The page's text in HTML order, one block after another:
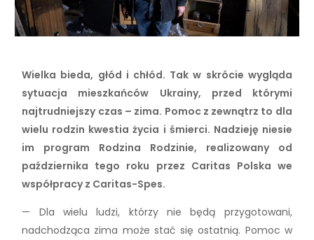
Wielka bieda, głód i chłód. Tak w skrócie wygląda
sytuacja mieszkańców Ukrainy, przed którymi
najtrudniejszy czas – zima. Pomoc z zewnątrz to dla
wielu rodzin kwestia życia i śmierci. Nadzieję niesie
im program Rodzina Rodzinie, realizowany od
października tego roku przez Caritas Polska we
współpracy z Caritas-Spes.
— Dla wielu ludzi, którzy nie będą przygotowani,
nadchodząca zima może stać się ostatnią. Pomoc w